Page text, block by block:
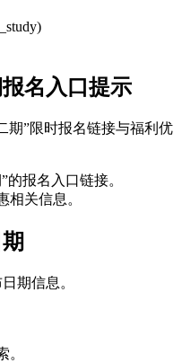
名入口提示
期”限时报名链接与福利优
报名入口链接。
相关信息。
期信息。
。